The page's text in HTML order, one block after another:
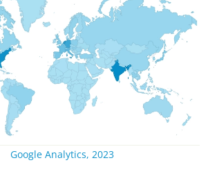
Google Analytics, 2023